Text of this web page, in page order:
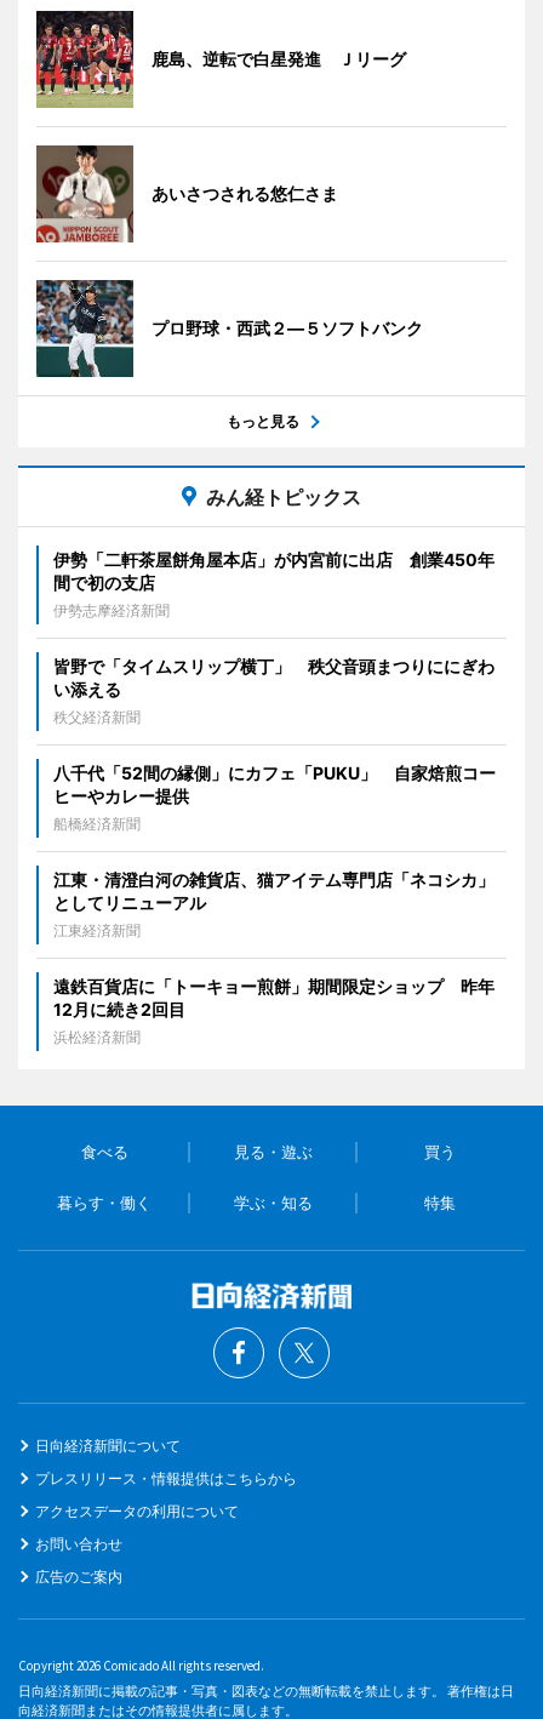
鹿島、逆転で白星発進 Ｊリーグ
あいさつされる悠仁さま
プロ野球・西武２―５ソフトバンク
もっと見る
みん経トピックス
伊勢「二軒茶屋餅角屋本店」が内宮前に出店 創業450年
間で初の支店
伊勢志摩経済新聞
皆野で「タイムスリップ横丁」 秩父音頭まつりににぎわ
い添える
秩父経済新聞
八千代「52間の縁側」にカフェ「PUKU」 自家焙煎コー
ヒーやカレー提供
船橋経済新聞
江東・清澄白河の雑貨店、猫アイテム専門店「ネコシカ」
としてリニューアル
江東経済新聞
遠鉄百貨店に「トーキョー煎餅」期間限定ショップ 昨年
12月に続き2回目
浜松経済新聞
食べる 見る・遊ぶ 買う
暮らす・働く 学ぶ・知る 特集
日向経済新聞について
プレスリリース・情報提供はこちらから
アクセスデータの利用について
お問い合わせ
広告のご案内
Copyright 2026 Comicado All rights reserved.
日向経済新聞に掲載の記事・写真・図表などの無断転載を禁止します。 著作権は日
向経済新聞またはその情報提供者に属します。